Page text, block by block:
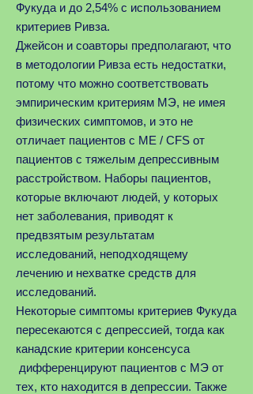
Фукуда и до 2,54% с использованием
критериев Ривза.
Джейсон и соавторы предполагают, что
в методологии Ривза есть недостатки,
потому что можно соответствовать
эмпирическим критериям MЭ, не имея
физических симптомов, и это не
отличает пациентов с ME / CFS от
пациентов с тяжелым депрессивным
расстройством. Наборы пациентов,
которые включают людей, у которых
нет заболевания, приводят к
предвзятым результатам
исследований, неподходящему
лечению и нехватке средств для
исследований.
Некоторые симптомы критериев Фукуда
пересекаются с депрессией, тогда как
канадские критерии консенсуса
дифференцируют пациентов с МЭ от
тех, кто находится в депрессии. Также